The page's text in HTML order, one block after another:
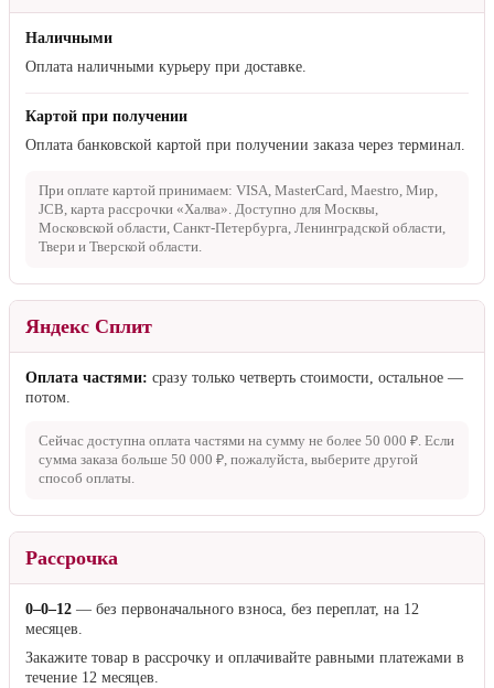
Наличными
Оплата наличными курьеру при доставке.
Картой при получении
Оплата банковской картой при получении заказа через терминал.
При оплате картой принимаем: VISA, MasterCard, Maestro, Мир,
JCB, карта рассрочки «Халва». Доступно для Москвы,
Московской области, Санкт-Петербурга, Ленинградской области,
Твери и Тверской области.
Яндекс Сплит
Оплата частями: сразу только четверть стоимости, остальное —
потом.
Сейчас доступна оплата частями на сумму не более 50 000 ₽. Если
сумма заказа больше 50 000 ₽, пожалуйста, выберите другой
способ оплаты.
Рассрочка
0–0–12 — без первоначального взноса, без переплат, на 12
месяцев.
Закажите товар в рассрочку и оплачивайте равными платежами в
течение 12 месяцев.